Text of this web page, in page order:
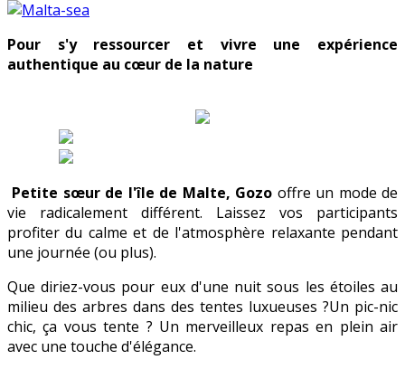
Pour s'y ressourcer et vivre une expérience
authentique au cœur de la nature
Petite sœur de l'île de Malte, Gozo offre un mode de
vie radicalement différent. Laissez vos participants
profiter du calme et de l'atmosphère relaxante pendant
une journée (ou plus).
Que diriez-vous pour eux d'une nuit sous les étoiles au
milieu des arbres dans des tentes luxueuses ?Un pic-nic
chic, ça vous tente ? Un merveilleux repas en plein air
avec une touche d'élégance.